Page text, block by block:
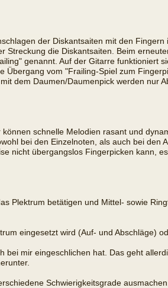
der Diskantsaiten mit den Fingern
die Diskantsaiten. Beim
genannt. Auf der Gitarre funktioniert
vom "Frailing-Spiel zum
dem Daumen/Daumenpick werden nur
schnelle Melodien rasant und
bei den Einzelnoten, als auch bei den
nicht übergangslos Fingerpicken kann,
Plektrum betätigen und Mittel- sowie
eingesetzt wird (Auf- und Abschläge)
mir eingeschlichen hat. Das geht
Schwierigkeitsgrade